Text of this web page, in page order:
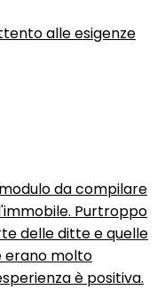
alle esigenze
da compilare
Purtroppo
delle ditte e quelle
erano molto
è positiva.